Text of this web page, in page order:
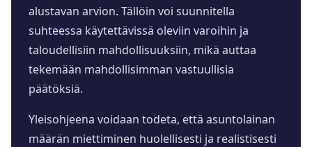
alustavan arvion. Tällöin voi suunnitella
suhteessa käytettävissä oleviin varoihin ja
taloudellisiin mahdollisuuksiin, mikä auttaa
tekemään mahdollisimman vastuullisia
päätöksiä.
Yleisohjeena voidaan todeta, että asuntolainan
määrän miettiminen huolellisesti ja realistisesti